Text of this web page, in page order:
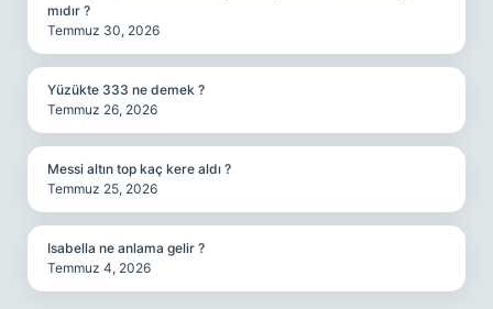
mıdır ?
Temmuz 30, 2026
Yüzükte 333 ne demek ?
Temmuz 26, 2026
Messi altın top kaç kere aldı ?
Temmuz 25, 2026
Isabella ne anlama gelir ?
Temmuz 4, 2026